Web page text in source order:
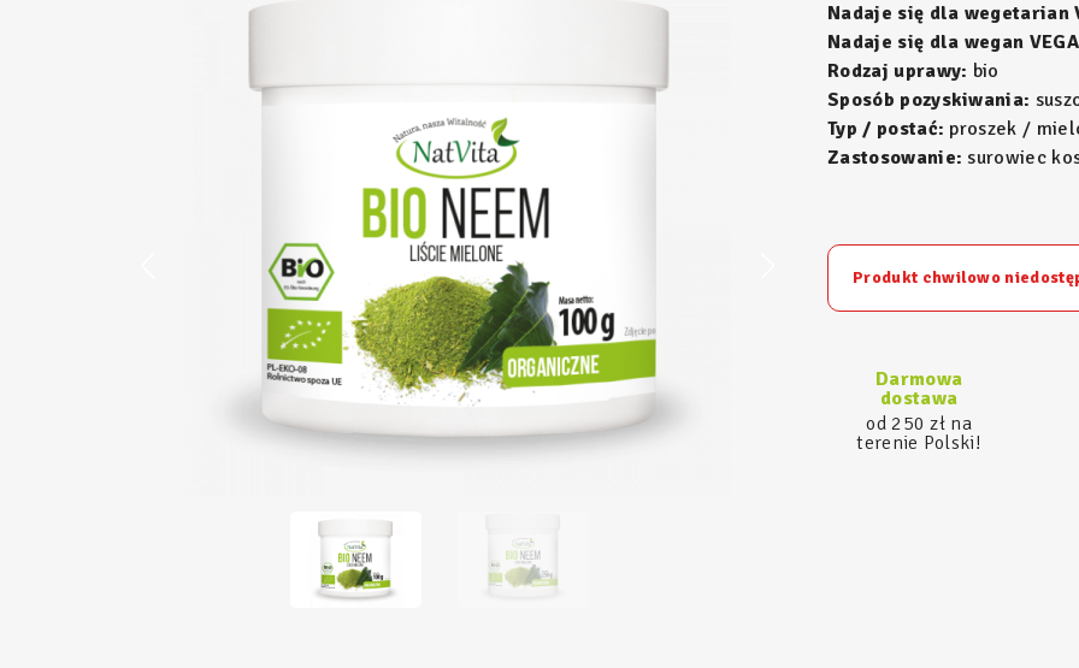
Nadaje się dla wegetarian
Nadaje się dla wegan
Rodzaj uprawy: bio
Sposób pozyskiwania:
Typ / postać: proszek /
Zastosowanie: surowiec
Produkt chwilowo
Darmowa
dostawa
od 250 zł na
terenie Polski!